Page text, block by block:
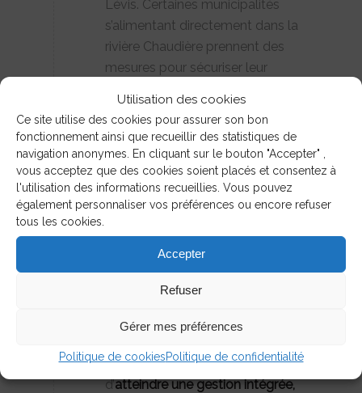
Utilisation des cookies
Ce site utilise des cookies pour assurer son bon
fonctionnement ainsi que recueillir des statistiques de
navigation anonymes. En cliquant sur le bouton "Accepter" ,
vous acceptez que des cookies soient placés et consentez à
l'utilisation des informations recueillies. Vous pouvez
également personnaliser vos préférences ou encore refuser
tous les cookies.
Accepter
Refuser
Gérer mes préférences
Politique de cookiesPolitique de confidentialité
Lévis. Certaines municipalités
s’alimentant directement dans la
rivière Chaudière prennent des
mesures pour sécuriser leur
pour évaluer la
présence de
contaminantsainsi que les effets du
déversement sur lespoissons.
2018
Stratégie québécoise de l’eau
propose une vision rassembleuse pour
orientations qui permettront
d’atteindre une gestion intégrée,